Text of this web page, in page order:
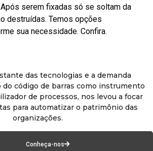
serem fixadas só se soltam da
destruídas. Temos opções
sua necessidade. Confira.
das tecnologias e a demanda
código de barras como instrumento
de processos, nos levou a focar
para automatizar o patrimônio das
organizações.
Conheça-nos